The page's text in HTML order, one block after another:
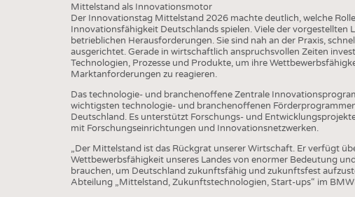
Mittelstand als Innovationsmotor
Der Innovationstag Mittelstand 2026 machte deutlich, welche
Innovationsfähigkeit Deutschlands spielen. Viele der vorgestellten
betrieblichen Herausforderungen. Sie sind nah an der Praxis,
ausgerichtet. Gerade in wirtschaftlich anspruchsvollen Zeiten
Technologien, Prozesse und Produkte, um ihre
Marktanforderungen zu reagieren.
Das technologie- und branchenoffene Zentrale
wichtigsten technologie- und branchenoffenen
Deutschland. Es unterstützt Forschungs- und
mit Forschungseinrichtungen und Innovationsnetzwerken.
„Der Mittelstand ist das Rückgrat unserer Wirtschaft. Er verfügt
Wettbewerbsfähigkeit unseres Landes von enormer Bedeutung
brauchen, um Deutschland zukunftsfähig und zukunftsfest
Abteilung „Mittelstand, Zukunftstechnologien, Start-ups“ im